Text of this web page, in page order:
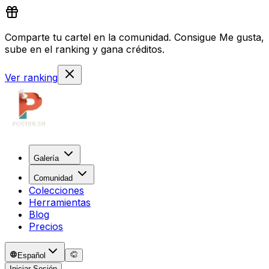
Comparte tu cartel en la comunidad. Consigue Me gusta,
sube en el ranking y gana créditos.
Ver ranking
Galería
Comunidad
Colecciones
Herramientas
Blog
Precios
Español